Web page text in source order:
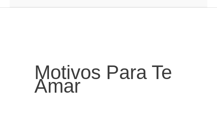
Motivos Para Te
Amar